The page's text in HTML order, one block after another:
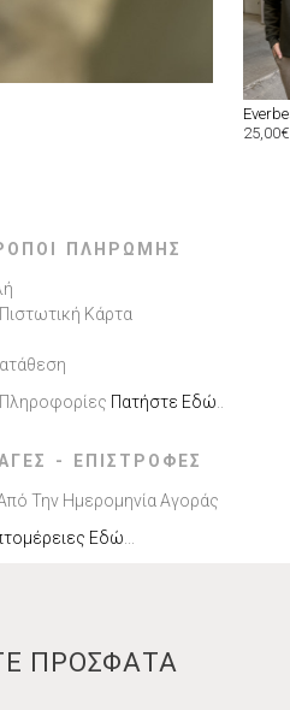
25,00€
ΠΛΗΡΩΜΗΣ
Κάρτα
Πατήστε Εδώ
- ΕΠΙΣΤΡΟΦΕΣ
Την Ημερομηνία Αγοράς
Εδώ
ΠΡΟΣΦΑΤΑ